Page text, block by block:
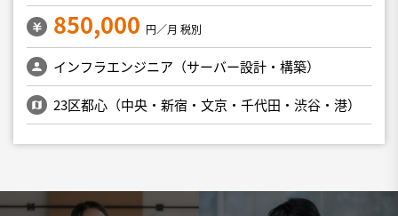
850,000 円／月 税別
インフラエンジニア（サーバー設計・構築）
23区都心（中央・新宿・文京・千代田・渋谷・港）